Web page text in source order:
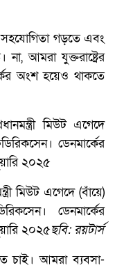
সহযোগিতা গড়তে এবং
আমরা যুক্তরাষ্ট্রের
অংশ হয়েও থাকতে
মিউট এগেদে (বাঁয়ে)
ডেনমার্কের
২০২৫ছবি: রয়টার্স
চাই। আমরা ব্যবসা-